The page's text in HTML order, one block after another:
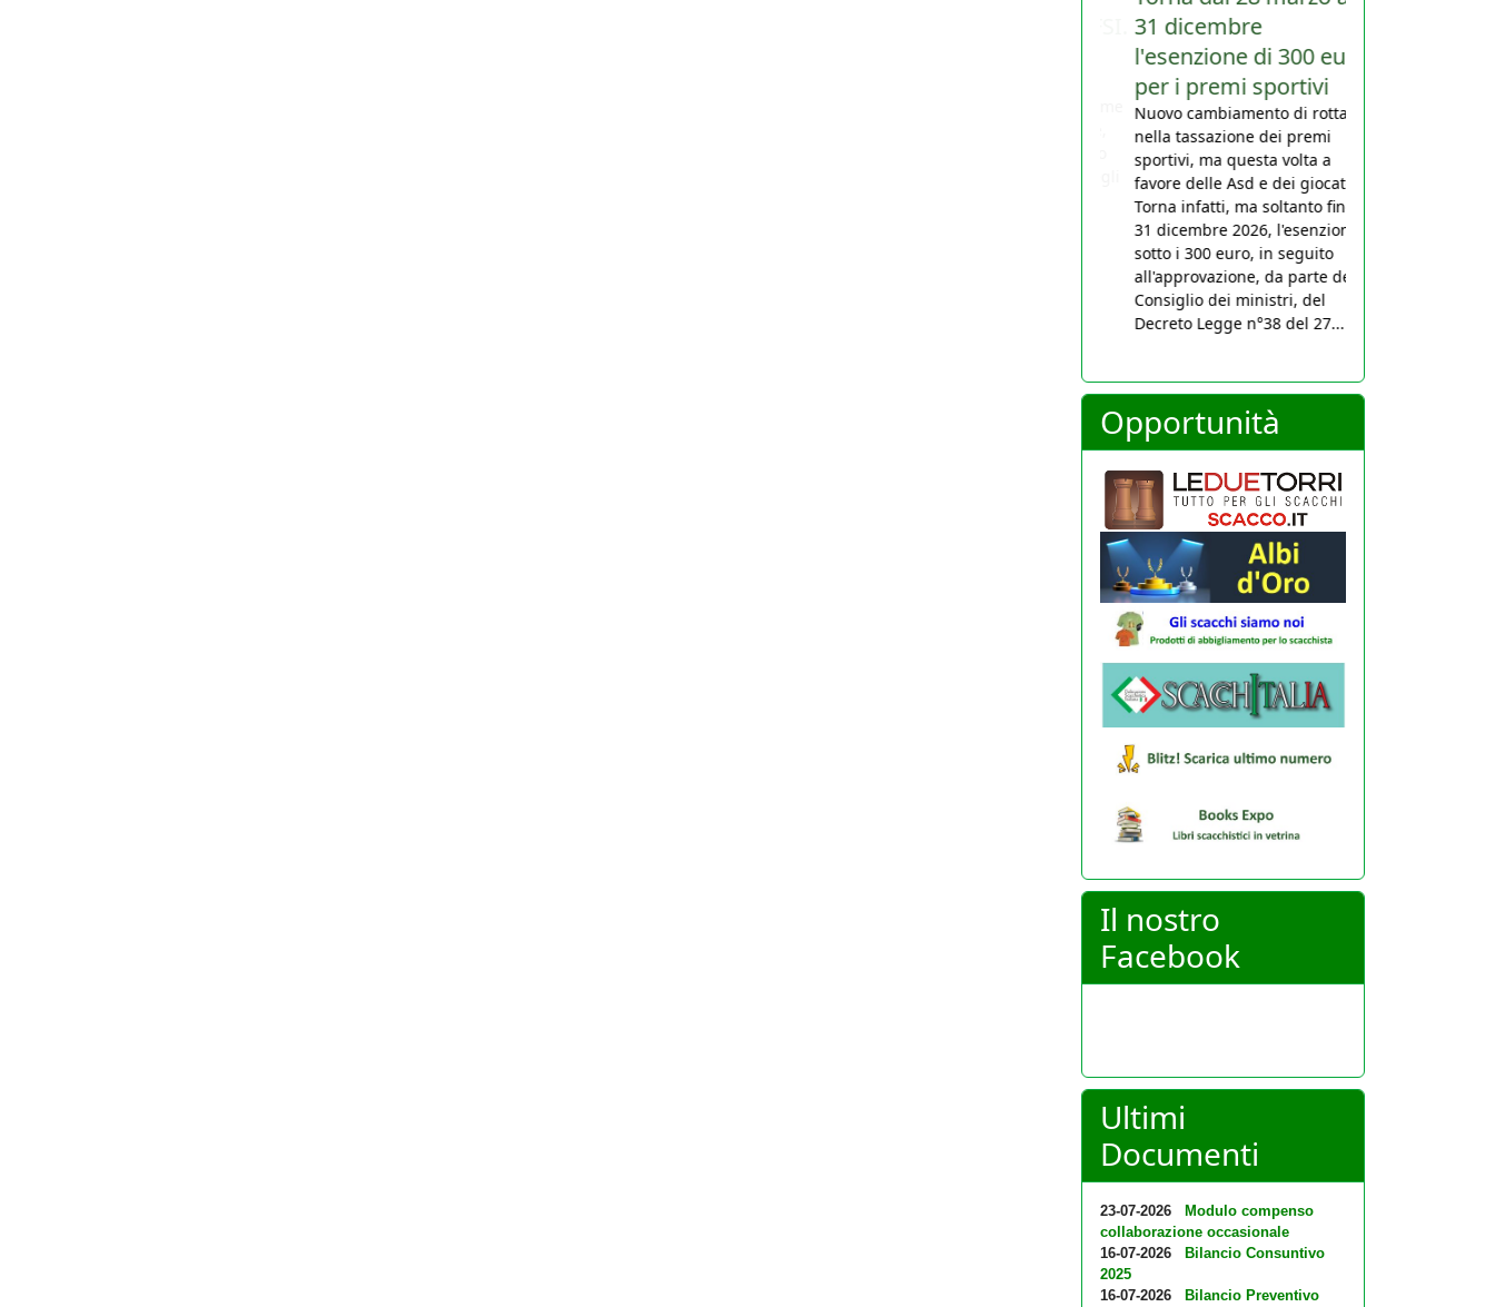
31 dicembre
l'esenzione di 300 euro
per i premi sportivi
Nuovo cambiamento di rotta
nella tassazione dei premi
sportivi, ma questa volta a
favore delle Asd e dei giocatori.
Torna infatti, ma soltanto fino al
31 dicembre 2026, l'esenzione
sotto i 300 euro, in seguito
all'approvazione, da parte del
Consiglio dei ministri, del
Decreto Legge n°38 del 27...
Opportunità
Il nostro
Facebook
Ultimi
Documenti
23-07-2026
Modulo compenso
collaborazione occasionale
16-07-2026
Bilancio Consuntivo
2025
16-07-2026
Bilancio Preventivo